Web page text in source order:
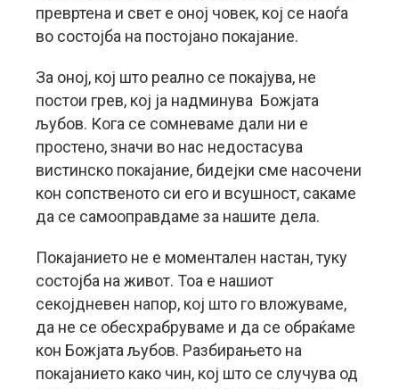
превртена и свет е оној човек, кој се наоѓа
во состојба на постојано покајание.
За оној, кој што реално се покајува, не
постои грев, кој ја надминува Божјата
љубов. Кога се сомневаме дали ни е
простено, значи во нас недостасува
вистинско покајание, бидејки сме насочени
кон сопственото си его и всушност, сакаме
да се самооправдаме за нашите дела.
Покајанието не е моментален настан, туку
состојба на живот. Тоа е нашиот
секојдневен напор, кој што го вложуваме,
да не се обесхрабруваме и да се обраќаме
кон Божјата љубов. Разбирањето на
покајанието како чин, кој што се случува од